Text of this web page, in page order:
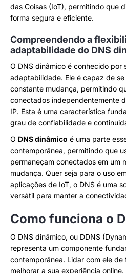
das Coisas (IoT), permitindo que
forma segura e eficiente.
Compreendendo a
adaptabilidade do DNS
O DNS dinâmico é conhecido
adaptabilidade. Ele é capaz de
constante mudança, permitindo
conectados independentemente
IP. Esta é uma característica
grau de confiabilidade e
O DNS dinâmico é uma parte
contemporânea, permitindo que
permaneçam conectados em um
mudança. Quer seja para o uso
aplicações de IoT, o DNS é uma
versátil para manter a
Como funciona o
O DNS dinâmico, ou DDNS
representa um componente
contemporânea. Lidar com ele
melhorar a sua experiência